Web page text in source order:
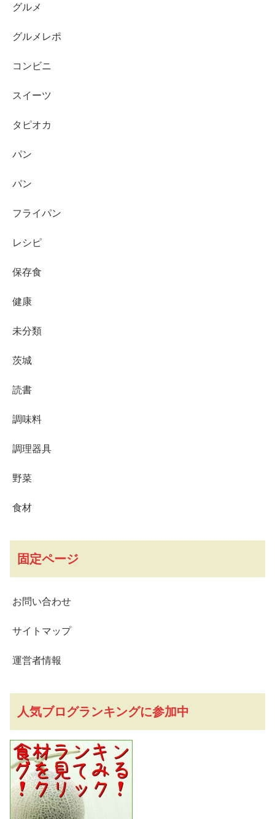
グルメ
グルメレポ
コンビニ
スイーツ
タピオカ
パン
パン
フライパン
レシピ
保存食
健康
未分類
茨城
読書
調味料
調理器具
野菜
食材
固定ページ
お問い合わせ
サイトマップ
運営者情報
人気ブログランキングに参加中